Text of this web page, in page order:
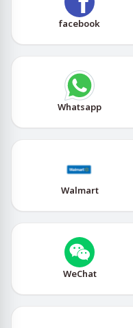
facebook
Whatsapp
Walmart
WeChat